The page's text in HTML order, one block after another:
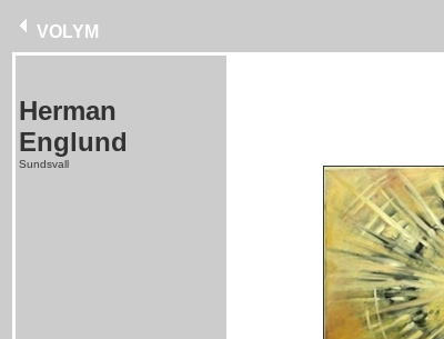
VOLYM
Herman
Englund
Sundsvall